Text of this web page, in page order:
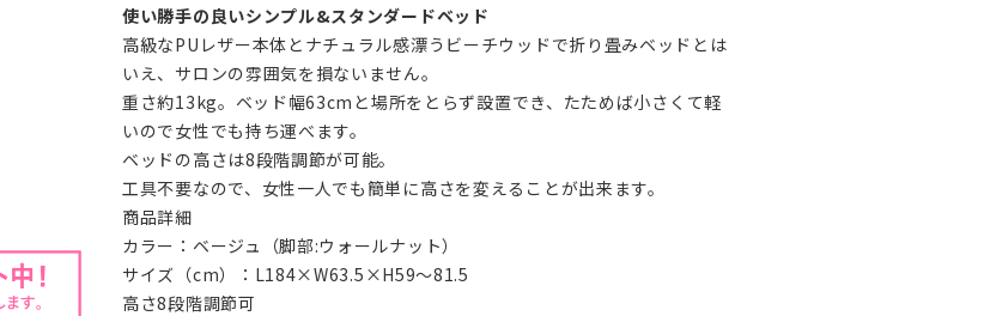
使い勝手の良いシンプル&スタンダードベッド
高級なPUレザー本体とナチュラル感漂うビーチウッドで折り畳みベッドとは
いえ、サロンの雰囲気を損ないません。
重さ約13kg。ベッド幅63cmと場所をとらず設置でき、たためば小さくて軽
いので女性でも持ち運べます。
ベッドの高さは8段階調節が可能。
工具不要なので、女性一人でも簡単に高さを変えることが出来ます。
商品詳細
カラー：ベージュ（脚部:ウォールナット）
サイズ（cm）：L184×W63.5×H59～81.5
高さ8段階調節可